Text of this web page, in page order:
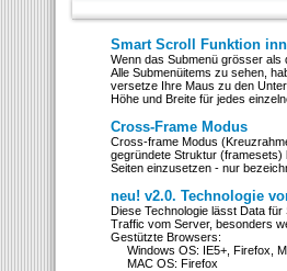
Smart Scroll Funktion
Wenn das Submenü grösser als
Alle Submenüitems zu sehen,
versetze Ihre Maus zu den
Höhe und Breite für jedes
Cross-Frame Modus
Cross-frame Modus
gegründete Struktur (framesets)
Seiten einzusetzen - nur
neu! v2.0. Technologie
Diese Technologie lässt Data
Traffic vom Server, besonders
Gestützte Browsers:
Windows OS: IE5+, Firefox,
MAC OS: Firefox